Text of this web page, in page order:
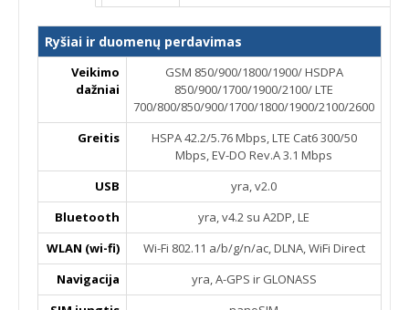
Ryšiai ir duomenų perdavimas
Veikimo
dažniai
GSM 850/900/1800/1900/ HSDPA
850/900/1700/1900/2100/ LTE
700/800/850/900/1700/1800/1900/2100/2600
Greitis
HSPA 42.2/5.76 Mbps, LTE Cat6 300/50
Mbps, EV-DO Rev.A 3.1 Mbps
USB
yra, v2.0
Bluetooth
yra, v4.2 su A2DP, LE
WLAN (wi-fi)
Wi-Fi 802.11 a/b/g/n/ac, DLNA, WiFi Direct
Navigacija
yra, A-GPS ir GLONASS